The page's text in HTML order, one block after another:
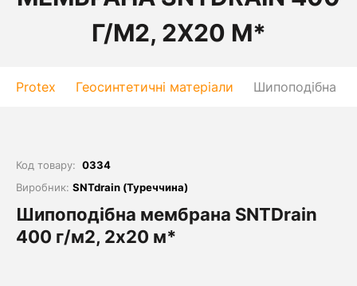
Г/М2, 2Х20 М*
Protex Геосинтетичні матеріали Шипоподібна
Код товару: 0334
Виробник: SNTdrain (Туреччина)
Шипоподібна мембрана SNTDrain
400 г/м2, 2х20 м*